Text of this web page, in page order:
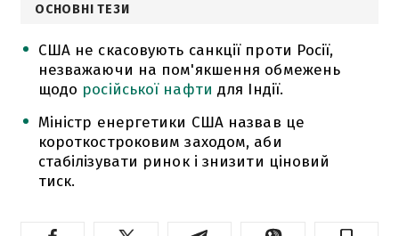
ОСНОВНІ ТЕЗИ
США не скасовують санкції проти Росії,
незважаючи на пом'якшення обмежень
щодо російської нафти для Індії.
Міністр енергетики США назвав це
короткостроковим заходом, аби
стабілізувати ринок і знизити ціновий
тиск.